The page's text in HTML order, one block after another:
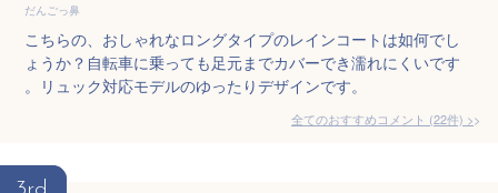
だんごっ鼻
こちらの、おしゃれなロングタイプのレインコートは如何でし
ょうか？自転車に乗っても足元までカバーでき濡れにくいです
。リュック対応モデルのゆったりデザインです。
全てのおすすめコメント (22件) >